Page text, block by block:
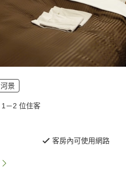
河景
1－2 位住客
客房內可使用網路